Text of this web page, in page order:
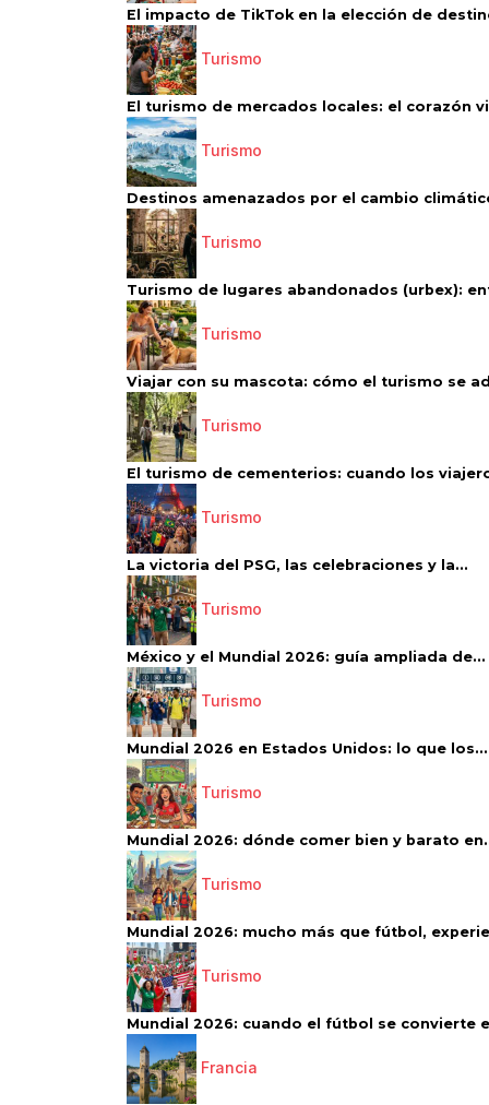
El impacto de TikTok en la elección de
Turismo
El turismo de mercados locales: el corazón
Turismo
Destinos amenazados por el cambio
Turismo
Turismo de lugares abandonados (urbex):
Turismo
Viajar con su mascota: cómo el turismo se
Turismo
El turismo de cementerios: cuando los
Turismo
La victoria del PSG, las celebraciones y la...
Turismo
México y el Mundial 2026: guía ampliada de...
Turismo
Mundial 2026 en Estados Unidos: lo que los...
Turismo
Mundial 2026: dónde comer bien y barato
Turismo
Mundial 2026: mucho más que fútbol,
Turismo
Mundial 2026: cuando el fútbol se convierte
Francia